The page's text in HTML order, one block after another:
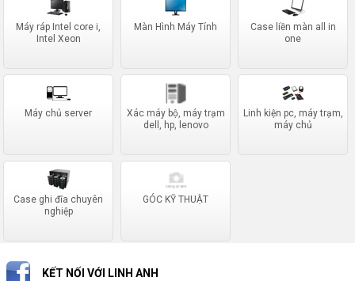
Máy ráp Intel core i,
Intel Xeon
Màn Hình Máy Tính
Case liền màn all in
one
Máy chủ server
Xác máy bộ, máy trạm
dell, hp, lenovo
Linh kiện pc, máy trạm,
máy chủ
Case ghi đĩa chuyên
nghiệp
GÓC KỸ THUẬT
KẾT NỐI VỚI LINH ANH